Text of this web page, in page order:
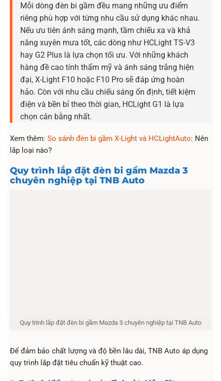
Mỗi dòng đèn bi gầm đều mang những ưu điểm
riêng phù hợp với từng nhu cầu sử dụng khác nhau.
Nếu ưu tiên ánh sáng mạnh, tầm chiếu xa và khả
năng xuyên mưa tốt, các dòng như HCLight TS-V3
hay G2 Plus là lựa chọn tối ưu. Với những khách
hàng đề cao tính thẩm mỹ và ánh sáng trắng hiện
đại, X-Light F10 hoặc F10 Pro sẽ đáp ứng hoàn
hảo. Còn với nhu cầu chiếu sáng ổn định, tiết kiệm
điện và bền bỉ theo thời gian, HCLight G1 là lựa
chọn cân bằng nhất.
Xem thêm: So sánh đèn bi gầm X-Light và HCLightAuto: Nên
lắp loại nào?
Quy trình lắp đặt đèn bi gầm Mazda 3
chuyên nghiệp tại TNB Auto
Quy trình lắp đặt đèn bi gầm Mazda 3 chuyên nghiệp tại TNB Auto
Để đảm bảo chất lượng và độ bền lâu dài, TNB Auto áp dụng
quy trình lắp đặt tiêu chuẩn kỹ thuật cao.